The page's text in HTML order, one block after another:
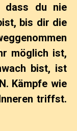
dass du nie
bis dir die
möglich ist,
bist, ist
Kämpfe wie
triffst.